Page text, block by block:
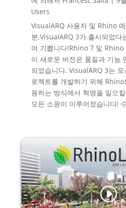
Users
VisualARQ 사용자 및 Rhino
분,VisualARQ 3가 출시되었다
어 기쁩니다!Rhino 7 및 Rhino
이 새로운 버전은 품질과 기능
되었습니다. VisualARQ 3는
로젝트를 개발하기 위해
용하는 방식에서 혁명을 일으
모든 소원이 이루어졌습니다!